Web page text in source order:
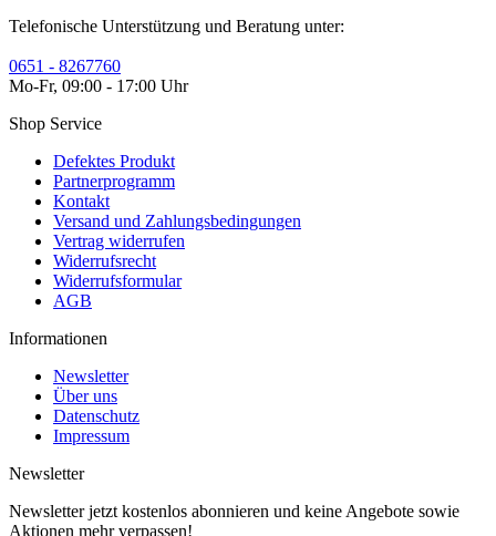
Telefonische Unterstützung und Beratung unter:
0651 - 8267760
Mo-Fr, 09:00 - 17:00 Uhr
Shop Service
Defektes Produkt
Partnerprogramm
Kontakt
Versand und Zahlungsbedingungen
Vertrag widerrufen
Widerrufsrecht
Widerrufsformular
AGB
Informationen
Newsletter
Über uns
Datenschutz
Impressum
Newsletter
Newsletter jetzt kostenlos abonnieren und keine Angebote sowie
Aktionen mehr verpassen!